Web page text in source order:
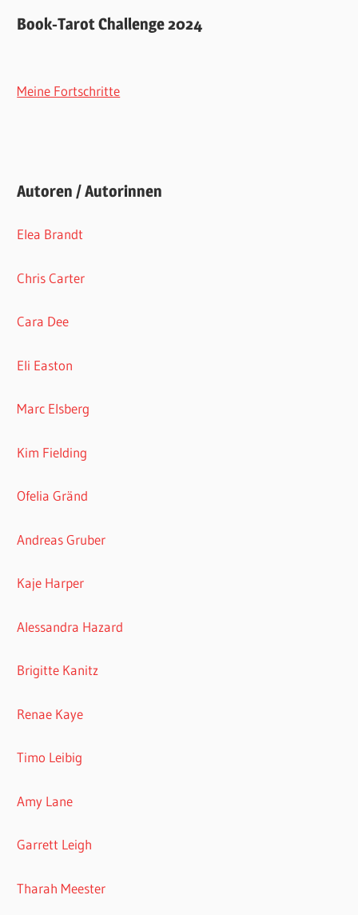
Book-Tarot Challenge 2024
Meine Fortschritte
Autoren / Autorinnen
Elea Brandt
Chris Carter
Cara Dee
Eli Easton
Marc Elsberg
Kim Fielding
Ofelia Gränd
Andreas Gruber
Kaje Harper
Alessandra Hazard
Brigitte Kanitz
Renae Kaye
Timo Leibig
Amy Lane
Garrett Leigh
Tharah Meester